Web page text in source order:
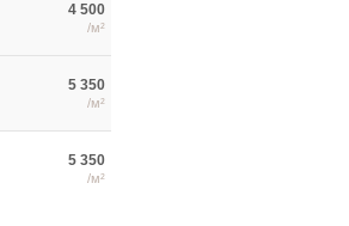
4 500
/м²
5 350
/м²
5 350
/м²